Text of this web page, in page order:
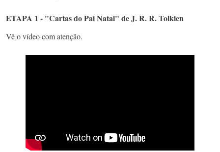
ETAPA 1 - "Cartas do Pai Natal" de J. R. R. Tolkien
Vê o vídeo com atenção.